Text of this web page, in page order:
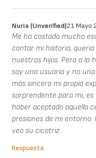
Nuria (unverified)21 Mayo
Me ha costado mucho
contar mi historia,
nuestros hijos. Pero a la
soy una usuaria y no
más sincera mi propia
sorprendente para mi,
haber aceptado aquella
presiones de mi entorno.
veo su cicatriz.
Respuesta